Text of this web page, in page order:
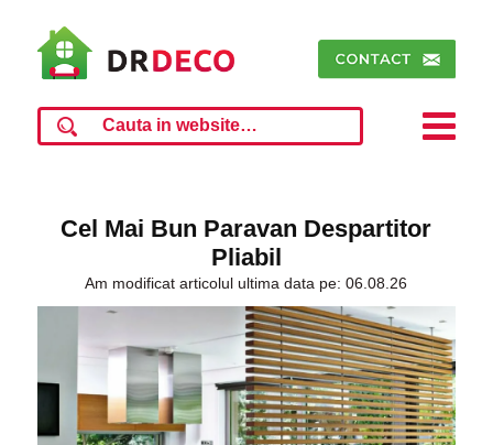
Cel Mai Bun Paravan Despartitor
Pliabil
Am modificat articolul ultima data pe: 06.08.26